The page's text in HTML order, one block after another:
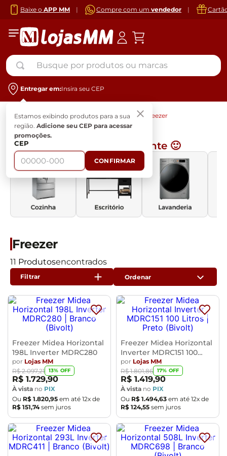
Baixe o APP MM | Compre com um vendedor |
Busque por produtos ou marcas
Entregar em:Insira seu CEP
Estamos exibindo produtos para a sua
região. Adicione seu CEP para acessar
promoções.
CEP
CONFIRMAR
Eletrodomésticos Cozinha Freezer
Navegue por ambiente 🙂
Freezer
11 Produtos
Filtrar
Freezer Midea Horizontal
198L Inverter MDRC280
por Lojas MM
R$ 2.097,21 13% OFF
R$ 1.729,90
À vista no PIX
Ou R$ 1.820,95 em até 12x de
R$ 151,74sem juros
Freezer Midea Horizontal
Inverter MDRC151 100
Litros
por Lojas MM
R$ 1.801,86 17% OFF
R$ 1.419,90
À vista no PIX
Ou R$ 1.494,63 em até 12x de
R$ 124,55 sem juros